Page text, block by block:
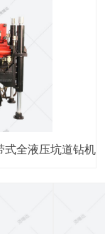
式全液压坑道钻机